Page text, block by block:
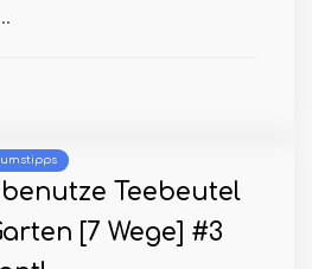
Teebeutel
[7 Wege] #3